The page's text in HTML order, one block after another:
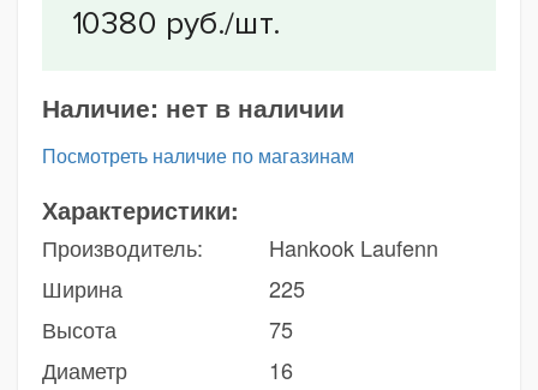
Наличие: нет в наличии
Посмотреть наличие по магазинам
Характеристики:
Производитель:
Hankook Laufenn
Ширина
225
Высота
75
Диаметр
16